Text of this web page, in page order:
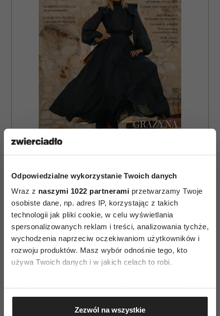
Odpowiedzialne wykorzystanie Twoich danych
Wraz z naszymi 1022 partnerami przetwarzamy Twoje
osobiste dane, np. adres IP, korzystając z takich
technologii jak pliki cookie, w celu wyświetlania
spersonalizowanych reklam i treści, analizowania tychże,
wychodzenia naprzeciw oczekiwaniom użytkowników i
rozwoju produktów. Masz wybór odnośnie tego, kto
używa Twoich danych i w jakich celach to robi.
Gromadzić dane dotyczące Twojej lokalizacji
geograficznej z dokładnością nawet do kilku metrów
Zezwól na wszystkie
ZAMÓW
WYDANIE DRUKOWANE